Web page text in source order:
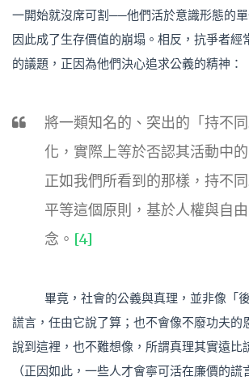
一開始就沒席可割──他們活於意識形態的
因此成了生存價值的崩塌。相反，抗爭者經
的議題，正因為他們決心追求公義的精神：
將一類知名的、突出的「持不
化，實際上等於否認其活動中
正如我們所看到的那樣，持不
平等這個原則，基於人權與自
念。 [4]
畢竟，社會的公義與真理，並非像「
謊言，任由它說了算；也不會像不廢功夫的
說到這裡，也不難想像，所謂真理其實遠比
（正因如此，一些人才會寧可活在廉價的